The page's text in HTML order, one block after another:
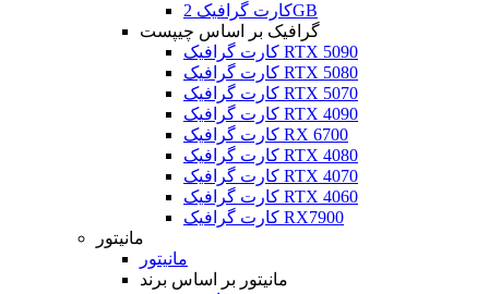
کارت گرافیک 2GB
گرافیک بر اساس چیپست
کارت گرافیک RTX 5090
کارت گرافیک RTX 5080
کارت گرافیک RTX 5070
کارت گرافیک RTX 4090
کارت گرافیک RX 6700
کارت گرافیک RTX 4080
کارت گرافیک RTX 4070
کارت گرافیک RTX 4060
کارت گرافیک RX7900
مانیتور
مانیتور
مانیتور بر اساس برند